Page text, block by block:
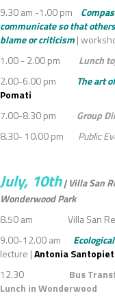
9.30 am -1.00 pm
communicate so that
blame or criticism|
1.00 - 2.00 pm
Lunch
2.00-6.00 pm The art
Pomati
7.00-8.30 pm Group
8.30- 10.00 pm Public
July, 10th| Villa San
Wonderwood Park
8.50 am Villa San
9.00-12.00 am
lecture |Antonia
12.30
Bus
Lunch in Wonderwood